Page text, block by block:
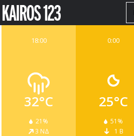
0:00
25°C
51%
1 Β
18:00
32°C
21%
3 ΝΔ